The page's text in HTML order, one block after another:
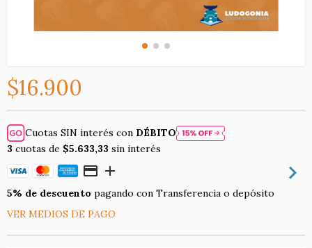
$16.900
Cuotas SIN interés con DÉBITO
3 cuotas de $5.633,33 sin interés
5% de descuento pagando con Transferencia o depósito
VER MEDIOS DE PAGO